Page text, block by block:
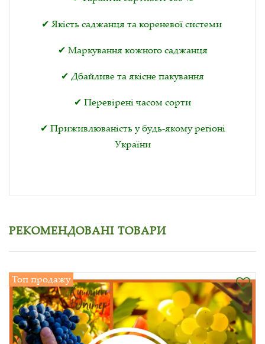
✔ Якість саджанця та кореневої системи
✔ Маркування кожного саджанця
✔ Дбайливе та якісне пакування
✔ Перевірені часом сорти
✔ Приживлюваність у будь-якому регіоні
України
РЕКОМЕНДОВАНІ ТОВАРИ
Топ продажу